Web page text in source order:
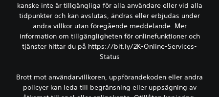
kanske inte är tillgängliga för alla användare eller vid alla
tidpunkter och kan avslutas, ändras eller erbjudas under
andra villkor utan föregående meddelande. Mer
information om tillgängligheten för onlinefunktioner och
tjänster hittar du på https://bit.ly/2K-Online-Services-
Status
Brott mot användarvillkoren, uppförandekoden eller andra
policyer kan leda till begränsning eller uppsägning av